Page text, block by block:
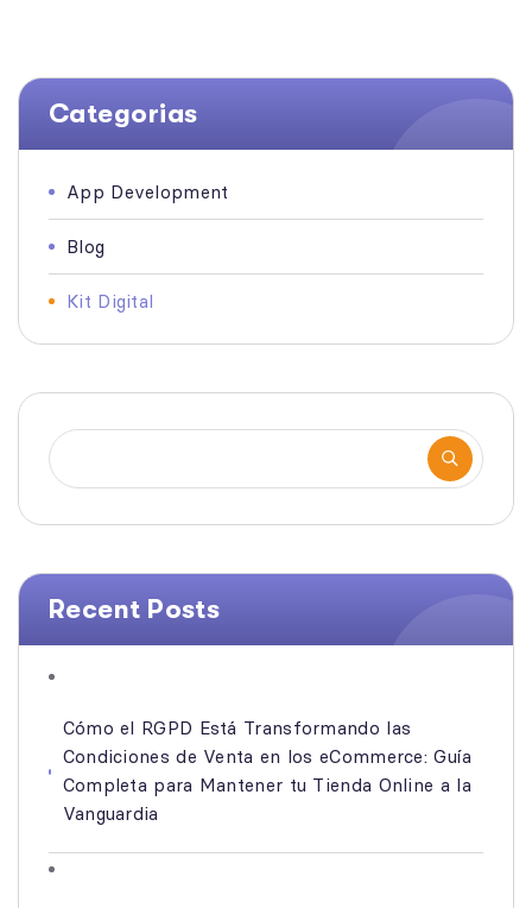
Categorias
App Development
Blog
Kit Digital
Recent Posts
Cómo el RGPD Está Transformando las
Condiciones de Venta en los eCommerce: Guía
Completa para Mantener tu Tienda Online a la
Vanguardia